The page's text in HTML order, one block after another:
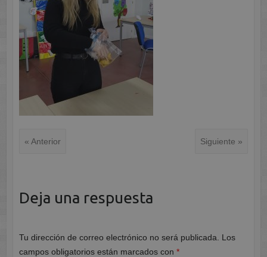
« Anterior Siguiente »
Deja una respuesta
Tu dirección de correo electrónico no será publicada.
Los
campos obligatorios están marcados con *